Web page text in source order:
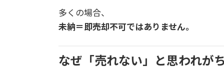
多くの場合、
未納＝即売却不可ではありません。
なぜ「売れない」と思われが